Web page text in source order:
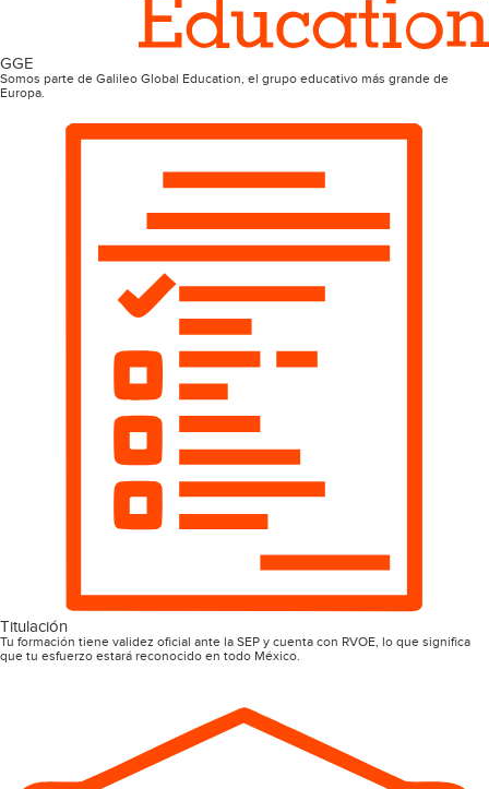
GGE
Somos parte de Galileo Global Education, el grupo educativo más grande de
Europa.
Titulación
Tu formación tiene validez oficial ante la SEP y cuenta con RVOE, lo que significa
que tu esfuerzo estará reconocido en todo México.